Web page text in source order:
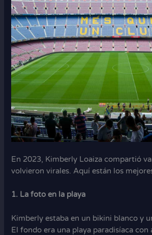
En 2023, Kimberly Loaiza compartió
volvieron virales. Aquí están los
1. La foto en la playa
Kimberly estaba en un bikini blanco y
El fondo era una playa paradisíaca con